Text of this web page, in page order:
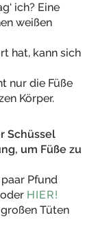
ich? Eine
weißen
hat, kann sich
nur die Füße
Körper.
Schüssel
um Füße zu
Pfund
oder HIER!
Tüten